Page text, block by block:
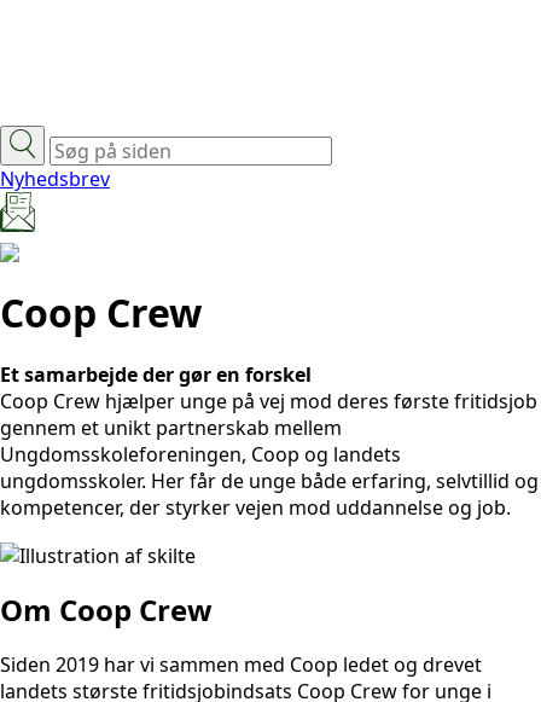
Nyhedsbrev
Coop Crew
Et samarbejde der gør en forskel
Coop Crew hjælper unge på vej mod deres første fritidsjob
gennem et unikt partnerskab mellem
Ungdomsskoleforeningen, Coop og landets
ungdomsskoler. Her får de unge både erfaring, selvtillid og
kompetencer, der styrker vejen mod uddannelse og job.
Om Coop Crew
Siden 2019 har vi sammen med Coop ledet og drevet
landets største fritidsjobindsats Coop Crew for unge i